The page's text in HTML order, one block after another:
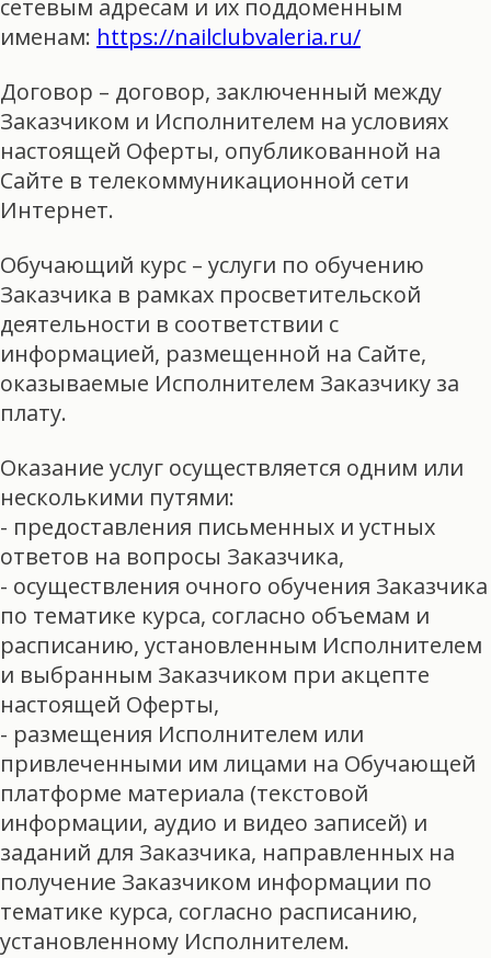
сетевым адресам и их поддоменным
именам: https://nailclubvaleria.ru/
Договор – договор, заключенный между
Заказчиком и Исполнителем на условиях
настоящей Оферты, опубликованной на
Сайте в телекоммуникационной сети
Интернет.
Обучающий курс – услуги по обучению
Заказчика в рамках просветительской
деятельности в соответствии с
информацией, размещенной на Сайте,
оказываемые Исполнителем Заказчику за
плату.
Оказание услуг осуществляется одним или
несколькими путями:
- предоставления письменных и устных
ответов на вопросы Заказчика,
- осуществления очного обучения Заказчика
по тематике курса, согласно объемам и
расписанию, установленным Исполнителем
и выбранным Заказчиком при акцепте
настоящей Оферты,
- размещения Исполнителем или
привлеченными им лицами на Обучающей
платформе материала (текстовой
информации, аудио и видео записей) и
заданий для Заказчика, направленных на
получение Заказчиком информации по
тематике курса, согласно расписанию,
установленному Исполнителем.